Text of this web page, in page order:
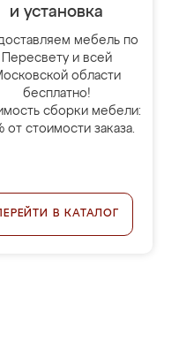
и установка
мебель по
Пересвету и всей
области
бесплатно!
сборки мебели:
от стоимости заказа.
В КАТАЛОГ